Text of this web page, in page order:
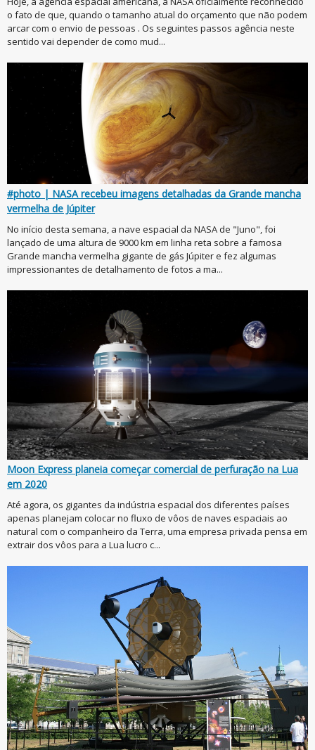
o fato de que, quando o tamanho atual do orçamento que não podem
arcar com o envio de pessoas . Os seguintes passos agência neste
sentido vai depender de como mud...
#photo | NASA recebeu imagens detalhadas da Grande mancha
vermelha de Júpiter
No início desta semana, a nave espacial da NASA de "Juno", foi
lançado de uma altura de 9000 km em linha reta sobre a famosa
Grande mancha vermelha gigante de gás Júpiter e fez algumas
impressionantes de detalhamento de fotos a ma...
Moon Express planeia começar comercial de perfuração na Lua
em 2020
Até agora, os gigantes da indústria espacial dos diferentes países
apenas planejam colocar no fluxo de vôos de naves espaciais ao
natural com o companheiro da Terra, uma empresa privada pensa em
extrair dos vôos para a Lua lucro c...